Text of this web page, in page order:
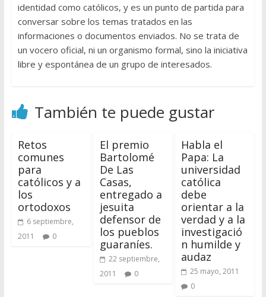
identidad como católicos, y es un punto de partida para
conversar sobre los temas tratados en las
informaciones o documentos enviados. No se trata de
un vocero oficial, ni un organismo formal, sino la iniciativa
libre y espontánea de un grupo de interesados.
También te puede gustar
Retos
comunes
para
católicos y a
los
ortodoxos
6 septiembre,
2011
0
El premio
Bartolomé
De Las
Casas,
entregado a
jesuita
defensor de
los pueblos
guaraníes.
22 septiembre,
2011
0
Habla el
Papa: La
universidad
católica
debe
orientar a la
verdad y a la
investigació
n humilde y
audaz
25 mayo, 2011
0